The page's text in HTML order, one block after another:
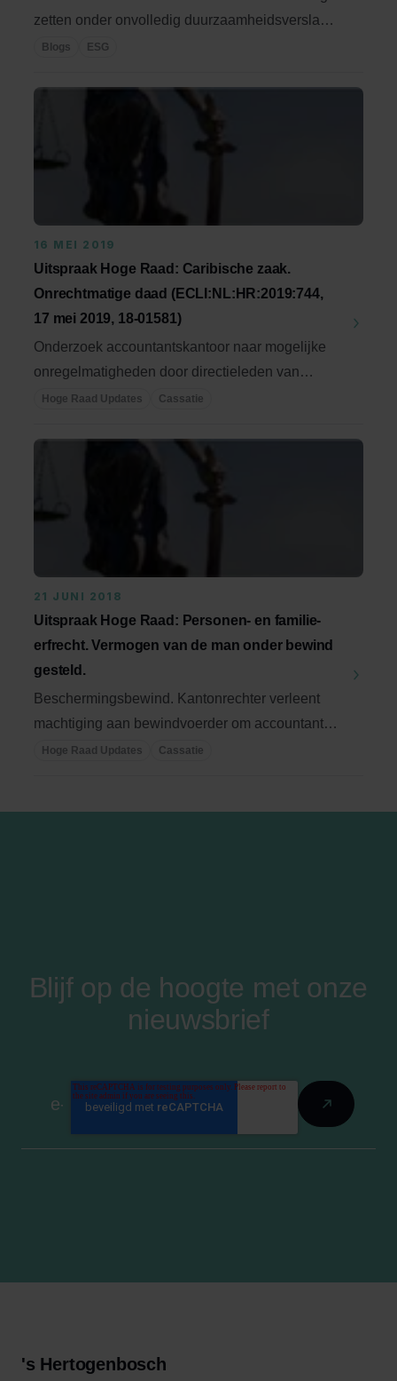
zetten onder onvolledig duurzaamheidsverslag”,
zo ...
Blogs ESG
16 MEI 2019
Uitspraak Hoge Raad: Caribische zaak.
Onrechtmatige daad (ECLI:NL:HR:2019:744,
17 mei 2019, 18-01581)
Onderzoek accountantskantoor naar mogelijke
onregelmatigheden door directieleden van
stichting. Is ...
Hoge Raad Updates Cassatie
21 JUNI 2018
Uitspraak Hoge Raad: Personen- en familie-
erfrecht. Vermogen van de man onder bewind
gesteld.
Beschermingsbewind. Kantonrechter verleent
machtiging aan bewindvoerder om accountant in
te ...
Hoge Raad Updates Cassatie
Blijf op de hoogte met onze
nieuwsbrief
's Hertogenbosch